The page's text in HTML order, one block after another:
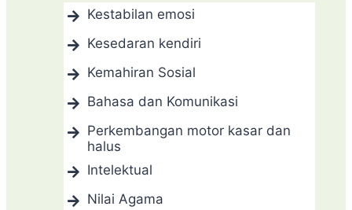
Kestabilan emosi
Kesedaran kendiri
Kemahiran Sosial
Bahasa dan Komunikasi
Perkembangan motor kasar dan
halus
Intelektual
Nilai Agama